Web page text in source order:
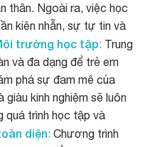
thân. Ngoài ra, việc học
kiên nhẫn, sự tự tin và
trường học tập: Trung
và đa dạng để trẻ em
phá sự đam mê của
kinh nghiệm sẽ luôn
quá trình học tập và
diện: Chương trình